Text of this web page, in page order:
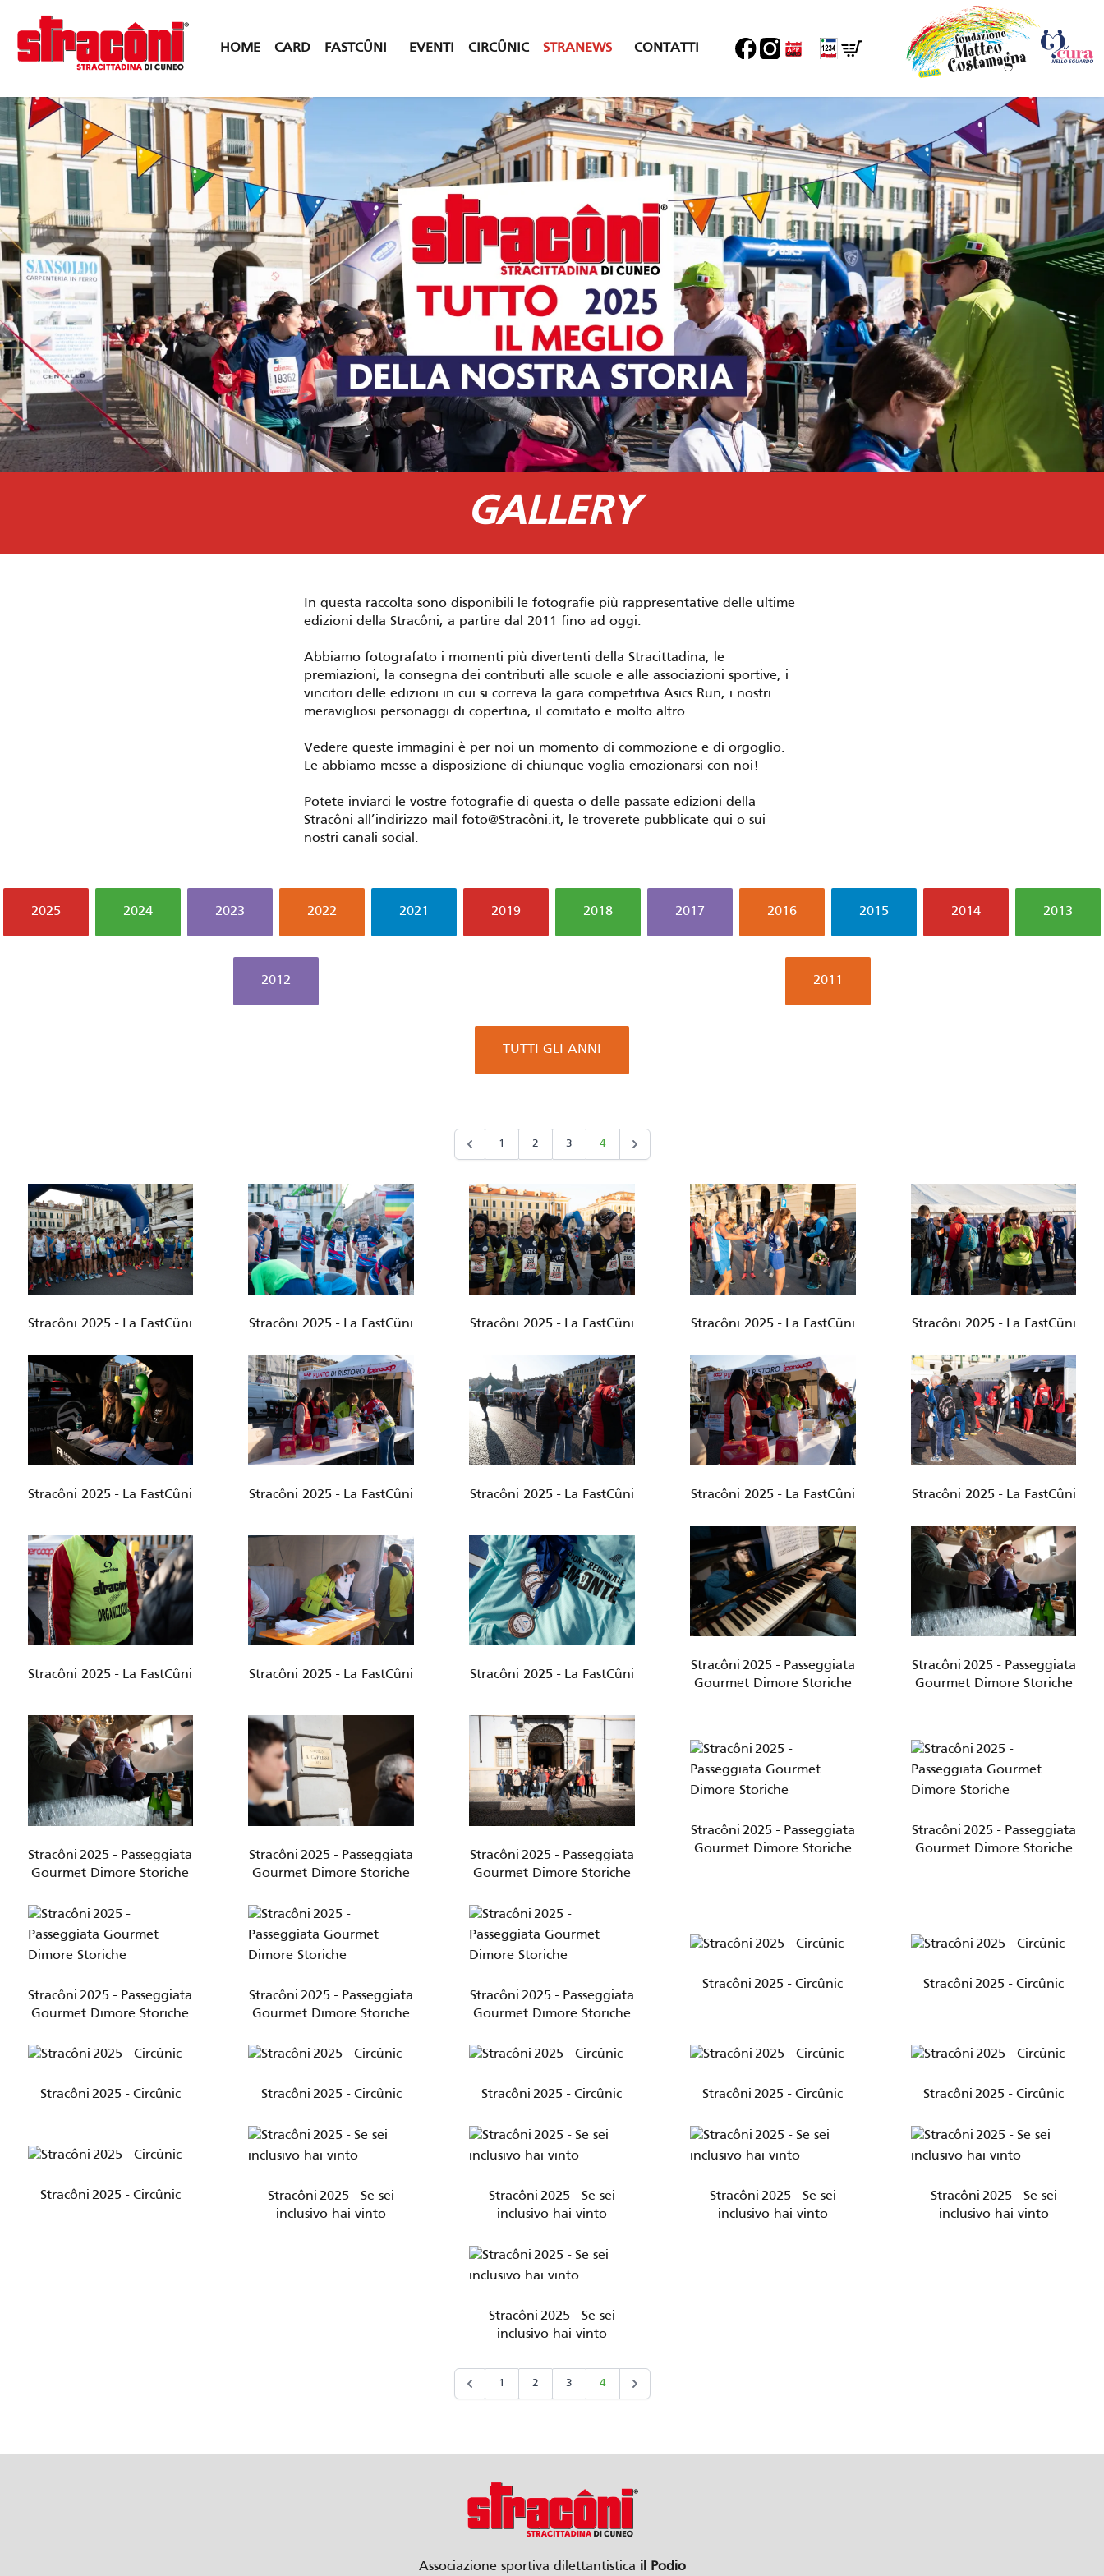
HOME CARD FASTCÛNI EVENTI CIRCÛNIC STRANEWS CONTATTI
GALLERY
In questa raccolta sono disponibili le fotografie più rappresentative delle ultime
edizioni della Stracôni, a partire dal 2011 fino ad oggi.
Abbiamo fotografato i momenti più divertenti della Stracittadina, le
premiazioni, la consegna dei contributi alle scuole e alle associazioni sportive, i
vincitori delle edizioni in cui si correva la gara competitiva Asics Run, i nostri
meravigliosi personaggi di copertina, il comitato e molto altro.
Vedere queste immagini è per noi un momento di commozione e di orgoglio.
Le abbiamo messe a disposizione di chiunque voglia emozionarsi con noi!
Potete inviarci le vostre fotografie di questa o delle passate edizioni della
Stracôni all’indirizzo mail foto@Stracôni.it, le troverete pubblicate qui o sui
nostri canali social.
2025 2024 2023 2022 2021 2019 2018 2017 2016 2015 2014 2013
2012 2011
TUTTI GLI ANNI
1 2 3 4
Stracôni 2025 - La FastCûni Stracôni 2025 - La FastCûni Stracôni 2025 - La FastCûni Stracôni 2025 - La FastCûni Stracôni 2025 - La FastCûni
Stracôni 2025 - La FastCûni Stracôni 2025 - La FastCûni Stracôni 2025 - La FastCûni Stracôni 2025 - La FastCûni Stracôni 2025 - La FastCûni
Stracôni 2025 - La FastCûni Stracôni 2025 - La FastCûni Stracôni 2025 - La FastCûni
Stracôni 2025 - Passeggiata
Gourmet Dimore Storiche
Stracôni 2025 - Passeggiata
Gourmet Dimore Storiche
Stracôni 2025 - Passeggiata
Gourmet Dimore Storiche
Stracôni 2025 - Passeggiata
Gourmet Dimore Storiche
Stracôni 2025 - Passeggiata
Gourmet Dimore Storiche
Stracôni 2025 - Passeggiata
Gourmet Dimore Storiche
Stracôni 2025 - Passeggiata
Gourmet Dimore Storiche
Stracôni 2025 - Passeggiata
Gourmet Dimore Storiche
Stracôni 2025 - Passeggiata
Gourmet Dimore Storiche
Stracôni 2025 - Passeggiata
Gourmet Dimore Storiche
Stracôni 2025 - Circûnic Stracôni 2025 - Circûnic
Stracôni 2025 - Circûnic Stracôni 2025 - Circûnic Stracôni 2025 - Circûnic Stracôni 2025 - Circûnic Stracôni 2025 - Circûnic
Stracôni 2025 - Circûnic
Stracôni 2025 - Se sei
inclusivo hai vinto
Stracôni 2025 - Se sei
inclusivo hai vinto
Stracôni 2025 - Se sei
inclusivo hai vinto
Stracôni 2025 - Se sei
inclusivo hai vinto
Stracôni 2025 - Se sei
inclusivo hai vinto
1 2 3 4
Associazione sportiva dilettantistica il Podio